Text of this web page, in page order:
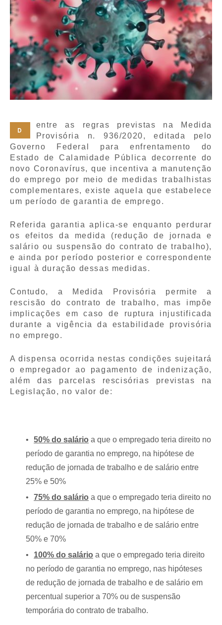
D
entre as regras previstas na Medida
Provisória n. 936/2020, editada pelo
Governo Federal para enfrentamento do
Estado de Calamidade Pública decorrente do
novo Coronavírus, que incentiva a manutenção
do emprego por meio de medidas trabalhistas
complementares, existe aquela que estabelece
um período de garantia de emprego.
Referida garantia aplica-se enquanto perdurar
os efeitos da medida (redução de jornada e
salário ou suspensão do contrato de trabalho),
e ainda por período posterior e correspondente
igual à duração dessas medidas.
Contudo, a Medida Provisória permite a
rescisão do contrato de trabalho, mas impõe
implicações em caso de ruptura injustificada
durante a vigência da estabilidade provisória
no emprego.
A dispensa ocorrida nestas condições sujeitará
o empregador ao pagamento de indenização,
além das parcelas rescisórias previstas na
Legislação, no valor de:
50% do salário a que o empregado teria direito no
período de garantia no emprego, na hipótese de
redução de jornada de trabalho e de salário entre
25% e 50%
75% do salário a que o empregado teria direito no
período de garantia no emprego, na hipótese de
redução de jornada de trabalho e de salário entre
50% e 70%
100% do salário a que o empregado teria direito
no período de garantia no emprego, nas hipóteses
de redução de jornada de trabalho e de salário em
percentual superior a 70% ou de suspensão
temporária do contrato de trabalho.